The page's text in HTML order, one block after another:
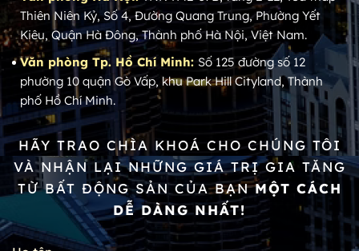
Thiên Niên Kỷ, Số 4, Đường Quang Trung, Phường Yết
Kiêu, Quận Hà Đông, Thành phố Hà Nội, Việt Nam.
Văn phòng Tp. Hồ Chí Minh: Số 125 đường số 12
phường 10 quận Gò Vấp, khu Park Hill Cityland, Thành
phố Hồ Chí Minh.
HÃY TRAO CHÌA KHOÁ CHO CHÚNG TÔI
VÀ NHẬN LẠI NHỮNG GIÁ TRỊ GIA TĂNG
TỪ BẤT ĐỘNG SẢN CỦA BẠN MỘT CÁCH
DỄ DÀNG NHẤT!